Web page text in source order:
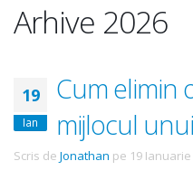
Arhive 2026
19
Ian
Cum elimin
mijlocul
Scris de Jonathan pe 19